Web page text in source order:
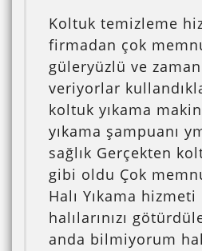
Koltuk temizleme
firmadan çok
güleryüzlü ve
veriyorlar
koltuk yıkama
yıkama şampuanı
sağlık Gerçekten
gibi oldu Çok
Halı Yıkama hizmeti
halılarınızı
anda bilmiyorum